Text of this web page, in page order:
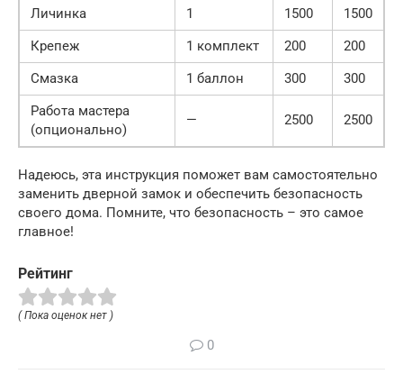
Личинка 1 1500
1500
Крепеж
1 комплект 200
200
Смазка
1 баллон 300
300
Работа мастера
(опционально)
— 2500 2500
Надеюсь, эта инструкция поможет вам самостоятельно
заменить дверной замок и обеспечить безопасность
своего дома. Помните, что безопасность – это самое
главное!
Рейтинг
( Пока оценок нет )
0